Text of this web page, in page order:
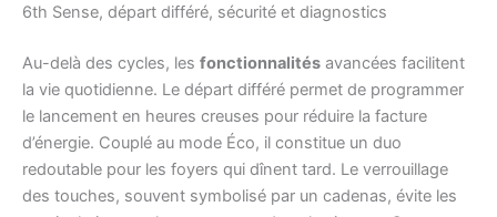
6th Sense, départ différé, sécurité et diagnostics
Au-delà des cycles, les fonctionnalités avancées facilitent
la vie quotidienne. Le départ différé permet de programmer
le lancement en heures creuses pour réduire la facture
d’énergie. Couplé au mode Éco, il constitue un duo
redoutable pour les foyers qui dînent tard. Le verrouillage
des touches, souvent symbolisé par un cadenas, évite les